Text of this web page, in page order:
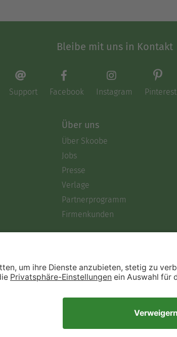
Bleibe mit uns in Kontakt
Support Facebook Instagram Pinterest
Über uns
Über Skoobe
Jobs
Presse
Verlage
Partnerprogramm
Firmenkunden
Immer ein gutes Buch